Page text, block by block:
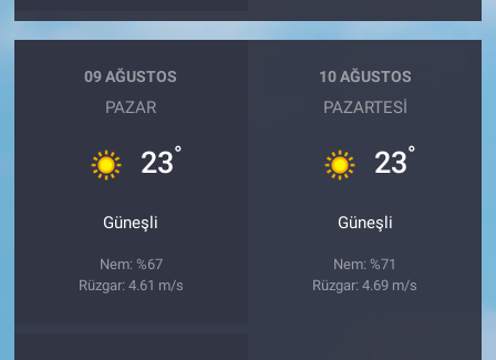
09 AĞUSTOS
PAZAR
23°
Güneşli
Nem: %67
Rüzgar: 4.61 m/s
10 AĞUSTOS
PAZARTESI
23°
Güneşli
Nem: %71
Rüzgar: 4.69 m/s